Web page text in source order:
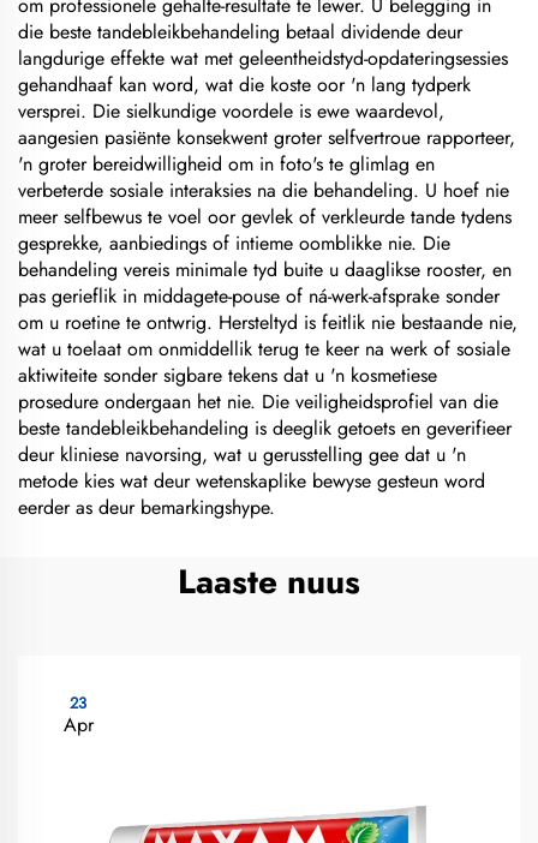
die beste tandebleikbehandeling betaal dividende deur
langdurige effekte wat met geleentheidstyd-opdateringsessies
gehandhaaf kan word, wat die koste oor 'n lang tydperk
versprei. Die sielkundige voordele is ewe waardevol,
aangesien pasiënte konsekwent groter selfvertroue rapporteer,
'n groter bereidwilligheid om in foto's te glimlag en
verbeterde sosiale interaksies na die behandeling. U hoef nie
meer selfbewus te voel oor gevlek of verkleurde tande tydens
gesprekke, aanbiedings of intieme oomblikke nie. Die
behandeling vereis minimale tyd buite u daaglikse rooster, en
pas gerieflik in middagete-pouse of ná-werk-afsprake sonder
om u roetine te ontwrig. Hersteltyd is feitlik nie bestaande nie,
wat u toelaat om onmiddellik terug te keer na werk of sosiale
aktiwiteite sonder sigbare tekens dat u 'n kosmetiese
prosedure ondergaan het nie. Die veiligheidsprofiel van die
beste tandebleikbehandeling is deeglik getoets en geverifieer
deur kliniese navorsing, wat u gerusstelling gee dat u 'n
metode kies wat deur wetenskaplike bewyse gesteun word
eerder as deur bemarkingshype.
Laaste nuus
23
Apr